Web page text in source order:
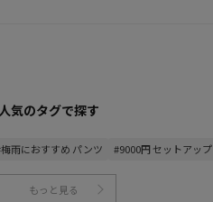
気のタグで探す
雨におすすめ パンツ #9000円 セットアップ
もっと見る